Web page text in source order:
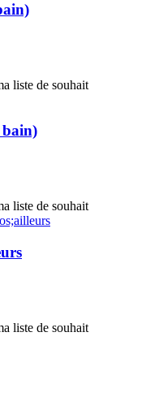
liste de souhait
liste de souhait
liste de souhait